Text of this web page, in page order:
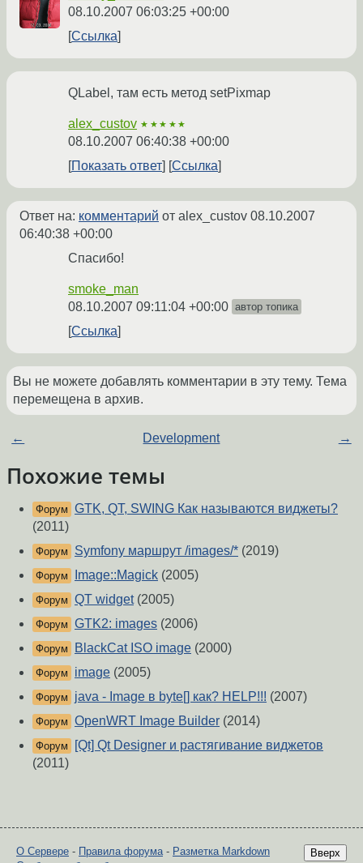
08.10.2007 06:03:25 +00:00
Ссылка
QLabel, там есть метод setPixmap
alex_custov ★★★★★
08.10.2007 06:40:38 +00:00
Показать ответ
Ссылка
Ответ на: комментарий от alex_custov 08.10.2007
06:40:38 +00:00
Спасибо!
smoke_man
08.10.2007 09:11:04 +00:00 автор топика
Ссылка
Вы не можете добавлять комментарии в эту тему. Тема
перемещена в архив.
← Development →
Похожие темы
Форум GTK, QT, SWING Как называются виджеты?
(2011)
Форум Symfony маршрут /images/* (2019)
Форум Image::Magick (2005)
Форум QT widget(2005)
Форум GTK2: images (2006)
Форум BlackCat ISO image (2000)
Форум image (2005)
Форум java - Image в byte[] как? HELP!!! (2007)
Форум OpenWRT Image Builder (2014)
Форум
[Qt] Qt Designer и растягивание виджетов
(2011)
Вверх
О Сервере - Правила форума- Разметка Markdown